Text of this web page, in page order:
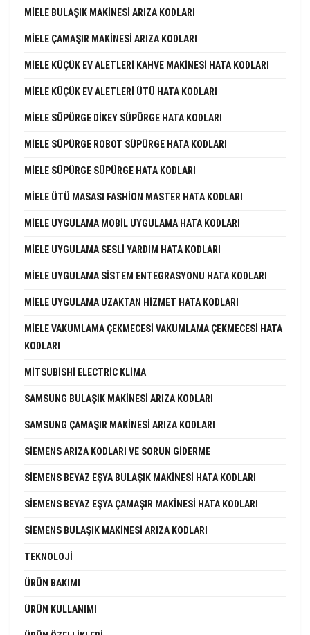
MIELE BULAŞIK MAKINESI ARIZA KODLARI
MIELE ÇAMAŞIR MAKINESI ARIZA KODLARI
MIELE KÜÇÜK EV ALETLERI KAHVE MAKINESI HATA KODLARI
MIELE KÜÇÜK EV ALETLERI ÜTÜ HATA KODLARI
MIELE SÜPÜRGE DIKEY SÜPÜRGE HATA KODLARI
MIELE SÜPÜRGE ROBOT SÜPÜRGE HATA KODLARI
MIELE SÜPÜRGE SÜPÜRGE HATA KODLARI
MIELE ÜTÜ MASASI FASHION MASTER HATA KODLARI
MIELE UYGULAMA MOBIL UYGULAMA HATA KODLARI
MIELE UYGULAMA SESLI YARDIM HATA KODLARI
MIELE UYGULAMA SISTEM ENTEGRASYONU HATA KODLARI
MIELE UYGULAMA UZAKTAN HIZMET HATA KODLARI
MIELE VAKUMLAMA ÇEKMECESI VAKUMLAMA ÇEKMECESI HATA
KODLARI
MITSUBISHI ELECTRIC KLIMA
SAMSUNG BULAŞIK MAKINESI ARIZA KODLARI
SAMSUNG ÇAMAŞIR MAKINESI ARIZA KODLARI
SIEMENS ARIZA KODLARI VE SORUN GIDERME
SIEMENS BEYAZ EŞYA BULAŞIK MAKINESI HATA KODLARI
SIEMENS BEYAZ EŞYA ÇAMAŞIR MAKINESI HATA KODLARI
SIEMENS BULAŞIK MAKINESI ARIZA KODLARI
TEKNOLOJI
ÜRÜN BAKIMI
ÜRÜN KULLANIMI